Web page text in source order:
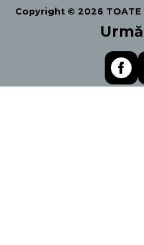
Copyright © 2026 TOATE